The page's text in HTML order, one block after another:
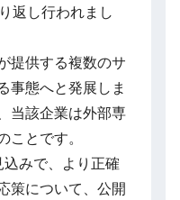
返し行われまし
提供する複数のサ
事態へと発展しま
当該企業は外部専
とです。
みで、より正確
策について、公開